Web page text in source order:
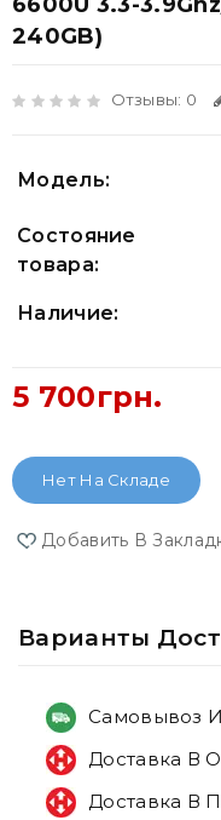
240GB)
Отзывы: 0
Модель:
Состояние
товара:
Наличие:
5 700грн.
Нет На Складе
Добавить В
Варианты
Самовывоз
Доставка В
Доставка В